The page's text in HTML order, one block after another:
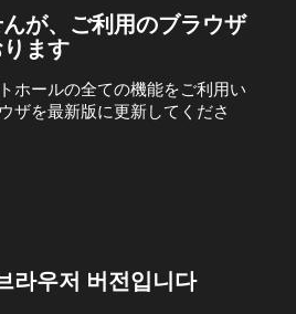
が、ご利用のブラウザ
ます
ホールの全ての機能をご利用い
ザを最新版に更新してくださ
라우저 버전입니다